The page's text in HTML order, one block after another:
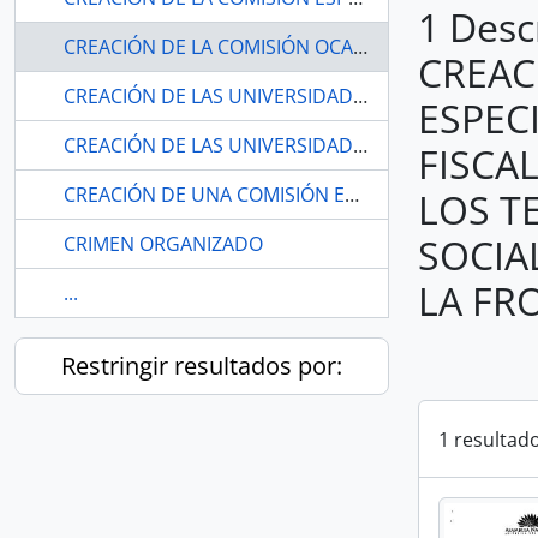
CREACIÓN DE LA COMISIÓN OCASIONAL ESPECIAL PARA LA SUPERVISIÓN Y FISCALIZACIÓN Y DESARROLLO NORMATIVO DE LOS TEMAS DE LA SEGURIDAD, DESARROLLO SOCIAL Y ECONÓMICO QUE SE REQUIERAN EN LA FRONTERA NORTE.
CREACIÓN DE LAS UNIVERSIDADES
CREACIÓN DE LAS UNIVERSIDADES
CREACIÓN DE UNA COMISIÓN ESPECIALIZADA PARA ATENDER NORMAS SOBRE NIÑEZ Y ADOLESCENCIA
CRIMEN ORGANIZADO
...
Restringir resultados por:
1
LOS
LA
1